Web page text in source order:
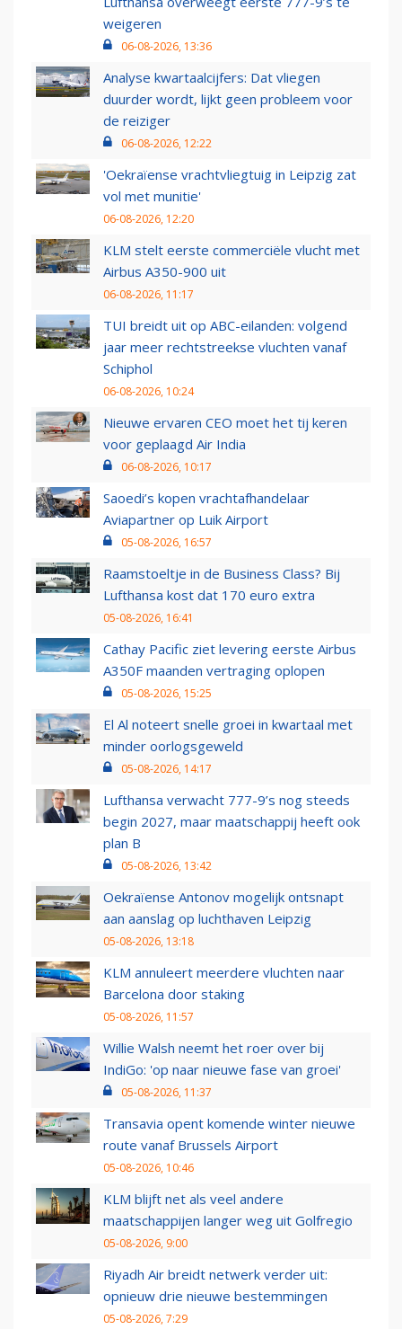
weigeren
06-08-2026, 13:36
Analyse kwartaalcijfers: Dat vliegen
duurder wordt, lijkt geen probleem voor
de reiziger
06-08-2026, 12:22
'Oekraïense vrachtvliegtuig in Leipzig zat
vol met munitie'
06-08-2026, 12:20
KLM stelt eerste commerciële vlucht met
Airbus A350-900 uit
06-08-2026, 11:17
TUI breidt uit op ABC-eilanden: volgend
jaar meer rechtstreekse vluchten vanaf
Schiphol
06-08-2026, 10:24
Nieuwe ervaren CEO moet het tij keren
voor geplaagd Air India
06-08-2026, 10:17
Saoedi’s kopen vrachtafhandelaar
Aviapartner op Luik Airport
05-08-2026, 16:57
Raamstoeltje in de Business Class? Bij
Lufthansa kost dat 170 euro extra
05-08-2026, 16:41
Cathay Pacific ziet levering eerste Airbus
A350F maanden vertraging oplopen
05-08-2026, 15:25
El Al noteert snelle groei in kwartaal met
minder oorlogsgeweld
05-08-2026, 14:17
Lufthansa verwacht 777-9’s nog steeds
begin 2027, maar maatschappij heeft ook
plan B
05-08-2026, 13:42
Oekraïense Antonov mogelijk ontsnapt
aan aanslag op luchthaven Leipzig
05-08-2026, 13:18
KLM annuleert meerdere vluchten naar
Barcelona door staking
05-08-2026, 11:57
Willie Walsh neemt het roer over bij
IndiGo: 'op naar nieuwe fase van groei'
05-08-2026, 11:37
Transavia opent komende winter nieuwe
route vanaf Brussels Airport
05-08-2026, 10:46
KLM blijft net als veel andere
maatschappijen langer weg uit Golfregio
05-08-2026, 9:00
Riyadh Air breidt netwerk verder uit:
opnieuw drie nieuwe bestemmingen
05-08-2026, 7:29